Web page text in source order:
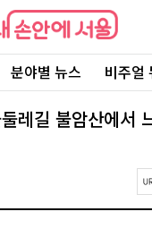
분야별 뉴스 비주얼
레길 불암산에서